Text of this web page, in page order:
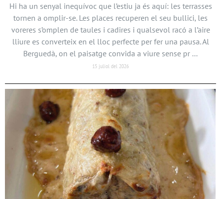
Hi ha un senyal inequívoc que l’estiu ja és aquí: les terrasses
tornen a omplir-se. Les places recuperen el seu bullici, les
voreres s’omplen de taules i cadires i qualsevol racó a l’aire
lliure es converteix en el lloc perfecte per fer una pausa. Al
Berguedà, on el paisatge convida a viure sense pr …
15 juliol del 2026